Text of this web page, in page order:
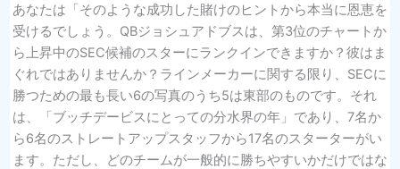
あなたは「そのような成功した賭けのヒントから本当に恩恵を
受けるでしょう。QBジョシュアドブスは、第3位のチャートか
ら上昇中のSEC候補のスターにランクインできますか？彼はま
ぐれではありませんか？ラインメーカーに関する限り、SECに
勝つための最も長い6の写真のうち5は東部のものです。それ
は、「ブッチデービスにとっての分水界の年」であり、7名か
ら6名のストレートアップスタッフから17名のスターターがい
ます。ただし、どのチームが一般的に勝ちやすいかだけではな